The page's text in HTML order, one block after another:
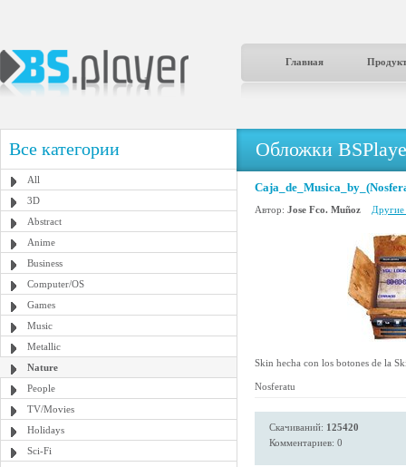
Главная
Все категории
All
3D
Abstract
Anime
Business
Computer/OS
Games
Music
Metallic
Nature
People
TV/Movies
Holidays
Sci-Fi
Обложки
Автор: Jose Fco. Muñoz Другие
Skin hecha con los botones de la
Nosferatu
Скачиваний: 125420
Комментариев: 0